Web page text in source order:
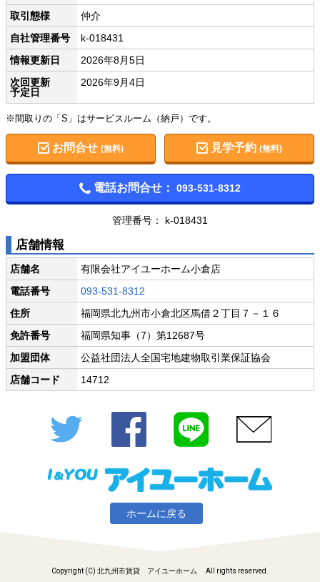
取引態様
仲介
自社管理番号
k-018431
情報更新日
2026年8月5日
次回更新
予定日
2026年9月4日
※間取りの「S」はサービスルーム（納戸）です。
お問合せ (無料) 見学予約(無料)
電話お問合せ： 093-531-8312
管理番号： k-018431
店舗情報
店舗名
有限会社アイユーホーム小倉店
電話番号
093-531-8312
住所
福岡県北九州市小倉北区馬借２丁目７－１６
免許番号
福岡県知事（7）第12687号
加盟団体
公益社団法人全国宅地建物取引業保証協会
店舗コード
14712
Twitter Facebook
ホームに戻る
Copyright (C) 北九州市賃貸 アイユーホーム All rights reserved.